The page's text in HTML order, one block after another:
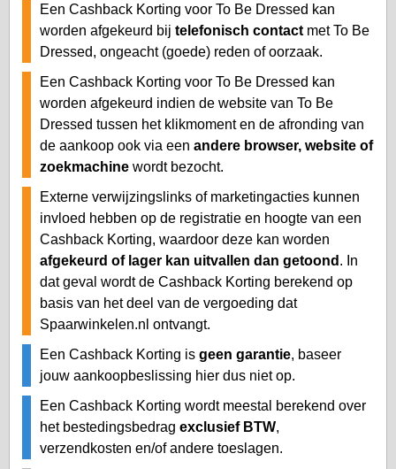
Een Cashback Korting voor To Be Dressed kan
worden afgekeurd bij telefonisch contact met To Be
Dressed, ongeacht (goede) reden of oorzaak.
Een Cashback Korting voor To Be Dressed kan
worden afgekeurd indien de website van To Be
Dressed tussen het klikmoment en de afronding van
de aankoop ook via een andere browser, website of
zoekmachine wordt bezocht.
Externe verwijzingslinks of marketingacties kunnen
invloed hebben op de registratie en hoogte van een
Cashback Korting, waardoor deze kan worden
afgekeurd of lager kan uitvallen dan getoond . In
dat geval wordt de Cashback Korting berekend op
basis van het deel van de vergoeding dat
Spaarwinkelen.nl ontvangt.
Een Cashback Korting is geen garantie, baseer
jouw aankoopbeslissing hier dus niet op.
Een Cashback Korting wordt meestal berekend over
het bestedingsbedrag exclusief BTW,
verzendkosten en/of andere toeslagen.